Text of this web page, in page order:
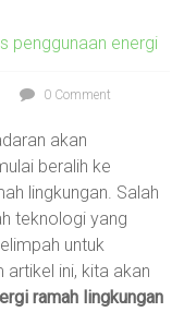
penggunaan energi
0 Comment
akan
beralih ke
lingkungan. Salah
teknologi yang
untuk
ini, kita akan
ramah lingkungan